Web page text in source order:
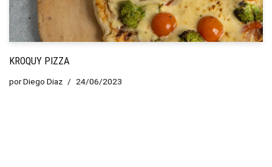
KROQUY PIZZA
porDiego Diaz 24/06/2023